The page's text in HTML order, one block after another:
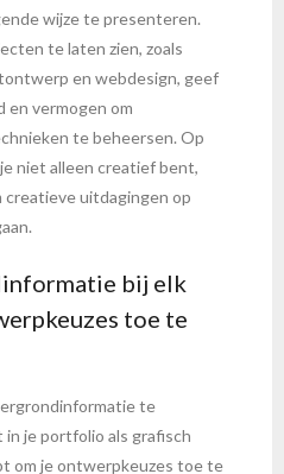
wijze te presenteren.
te laten zien, zoals
en webdesign, geef
en vermogen om
te beheersen. Op
niet alleen creatief bent,
creatieve uitdagingen op
bij elk
toe te
te
je portfolio als grafisch
om je ontwerpkeuzes toe te